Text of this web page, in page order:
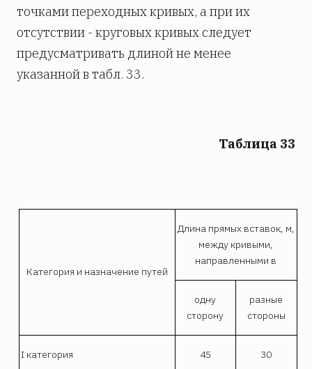
точками переходных кривых, а при их
отсутствии - круговых кривых следует
предусматривать длиной не менее
указанной в табл. 33.
Таблица 33
Категория и назначение путей
Длина прямых вставок, м,
между кривыми,
направленными в
одну
сторону
разные
стороны
I категория 45 30